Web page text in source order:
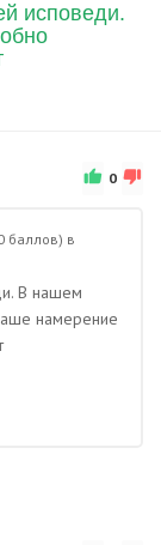
исповеди.
0
баллов) в
В нашем
намерение